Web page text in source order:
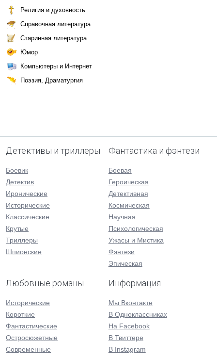
Религия и духовность
Справочная литература
Старинная литература
Юмор
Компьютеры и Интернет
Поэзия, Драматургия
Детективы и триллеры
Боевик
Детектив
Иронические
Исторические
Классические
Крутые
Триллеры
Шпионские
Фантастика и фэнтези
Боевая
Героическая
Детективная
Космическая
Научная
Психологическая
Ужасы и Мистика
Фэнтези
Эпическая
Любовные романы
Исторические
Короткие
Фантастические
Остросюжетные
Современные
Информация
Мы Вконтакте
В Одноклассниках
На Facebook
В Твиттере
В Instagram